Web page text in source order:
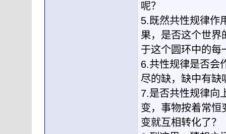
呢？
5.既然共性规律作
果，是否这个世界
于这个圆环中的每
6.共性规律是否会
尽的缺，缺中有缺
7.是否共性规律向
变，事物按着常恒
变就互相转化了？